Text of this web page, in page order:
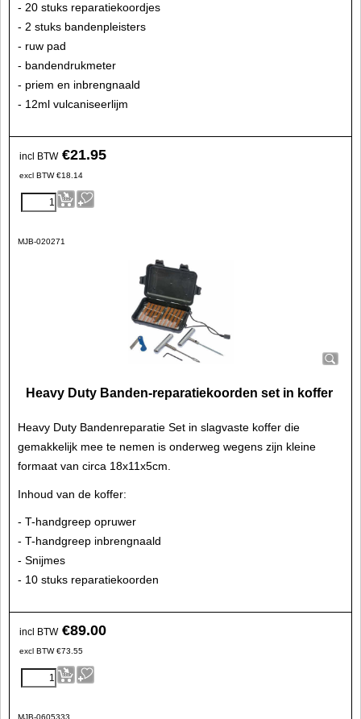
- 20 stuks reparatiekoordjes
- 2 stuks bandenpleisters
- ruw pad
- bandendrukmeter
- priem en inbrengnaald
- 12ml vulcaniseerlijm
incl BTW €21.95
excl BTW €18.14
MJB-020271
Heavy Duty Banden-reparatiekoorden set in koffer
Heavy Duty Bandenreparatie Set in slagvaste koffer die
gemakkelijk mee te nemen is onderweg wegens zijn kleine
formaat van circa 18x11x5cm.
Inhoud van de koffer:
- T-handgreep opruwer
- T-handgreep inbrengnaald
- Snijmes
- 10 stuks reparatiekoorden
incl BTW €89.00
excl BTW €73.55
MJB-0605333